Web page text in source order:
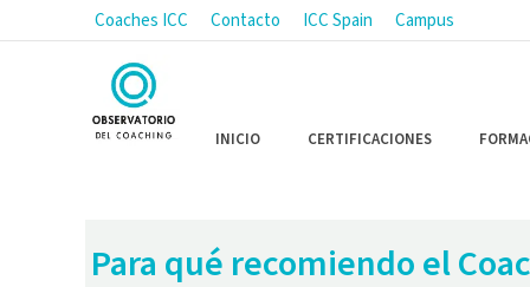
Coaches ICC Contacto ICC Spain Campus
INICIO CERTIFICACIONES
Para qué recomiendo el